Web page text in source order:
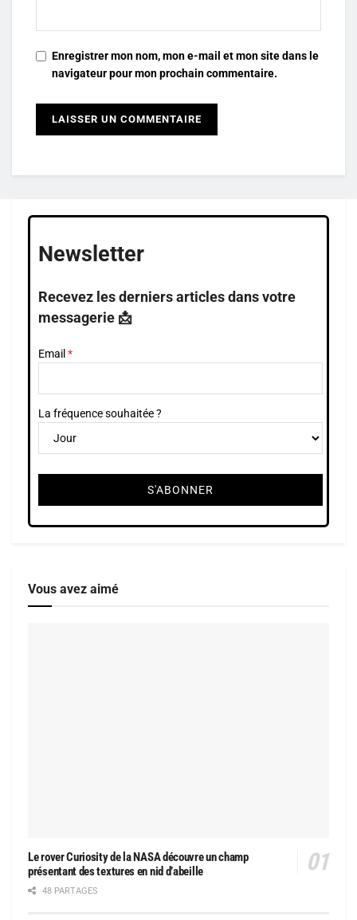
Enregistrer mon nom, mon e-mail et mon site dans le
navigateur pour mon prochain commentaire.
Newsletter
Recevez les derniers articles dans votre
messagerie 📩
Email
La fréquence souhaitée ?
Vous avez aimé
Le rover Curiosity de la NASA découvre un champ
présentant des textures en nid d’abeille
48 PARTAGES